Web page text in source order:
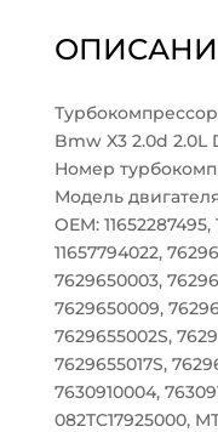
Bmw X3 2.0d 2.0L
Номер
Модель
OEM: 11652287495,
11657794022,
7629650003,
7629650009,
7629655002S,
7629655017S,
7630910004,
082TC17925000,